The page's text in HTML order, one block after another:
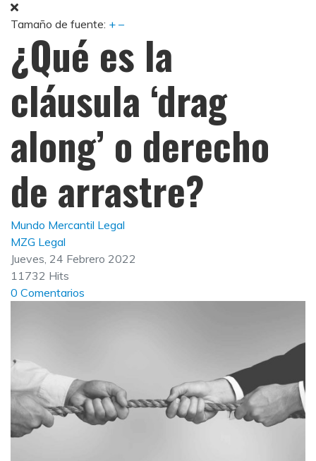
Tamaño de fuente: + –
¿Qué es la
cláusula ‘drag
along’ o derecho
de arrastre?
Mundo Mercantil Legal
MZG Legal
Jueves, 24 Febrero 2022
11732 Hits
0 Comentarios